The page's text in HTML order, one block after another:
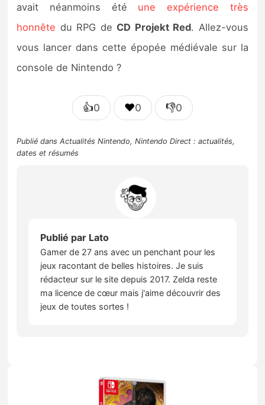
avait néanmoins été une expérience très
honnête du RPG de CD Projekt Red. Allez-vous
vous lancer dans cette épopée médiévale sur la
console de Nintendo ?
👍0 ❤️0 👎0
Publié dansActualités Nintendo,Nintendo Direct : actualités,
dates et résumés
Publié par Lato
Gamer de 27 ans avec un penchant pour les
jeux racontant de belles histoires. Je suis
rédacteur sur le site depuis 2017. Zelda reste
ma licence de cœur mais j'aime découvrir des
jeux de toutes sortes !